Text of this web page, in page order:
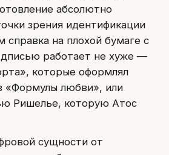
абсолютно
зрения идентификации
справка на плохой бумаге с
работает не хуже —
которые оформлял
«Формулы любви», или
Ришелье, которую Атос
сущности от